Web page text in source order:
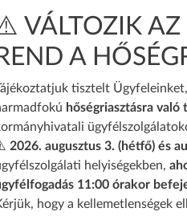
VÁLTOZIK AZ
REND A
tisztelt
hőségriasztásra való
2026. augusztus 3. (hétfő) és
helyiségekben,
11:00 órakor
hogy a kellemetlenségek